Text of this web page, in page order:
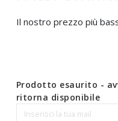
Il nostro prezzo più
Prodotto esaurito -
ritorna disponibile